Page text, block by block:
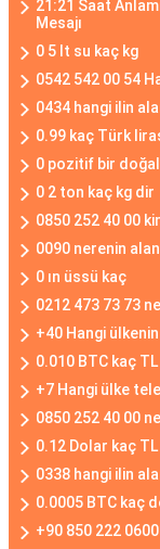
21:21 Saat
Mesajı
0 5 lt su kaç kg
0542 542 00 54
0434 hangi ilin
0.99 kaç Türk
0 pozitif bir doğal
0 2 ton kaç kg dir
0850 252 40 00
0090 nerenin
0 ın üssü kaç
0212 473 73 73
+40 Hangi
0.010 BTC kaç TL
+7 Hangi ülke
0850 252 40 00
0.12 Dolar kaç TL
0338 hangi ilin
0.0005 BTC kaç
+90 850 222